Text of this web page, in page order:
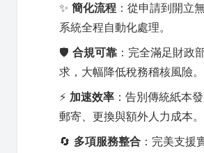
✨ 簡化流程 ：從申請到開立
系統全程自動化處理。
🛡️ 合規可靠 ：完全滿足財政
求，大幅降低稅務稽核風險。
⚡ 加速效率 ：告別傳統紙本
郵寄、更換與額外人力成本。
🔄 多項服務整合 ：完美支援